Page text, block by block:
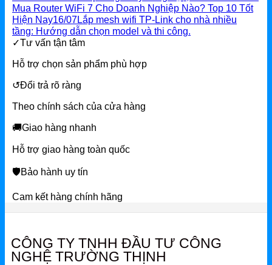
Mua Router WiFi 7 Cho Doanh Nghiệp Nào? Top 10 Tốt
Hiện Nay16/07Lắp mesh wifi TP-Link cho nhà nhiều
tầng: Hướng dẫn chọn model và thi công.
✓Tư vấn tận tâm
Hỗ trợ chọn sản phẩm phù hợp
↺Đổi trả rõ ràng
Theo chính sách của cửa hàng
🚚Giao hàng nhanh
Hỗ trợ giao hàng toàn quốc
🛡Bảo hành uy tín
Cam kết hàng chính hãng
CÔNG TY TNHH ĐẦU TƯ CÔNG
NGHỆ TRƯỜNG THỊNH